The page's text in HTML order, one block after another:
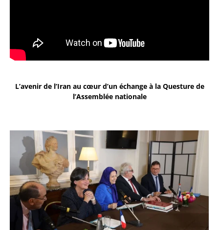
L’avenir de l’Iran au cœur d’un échange à la Questure de
l’Assemblée nationale